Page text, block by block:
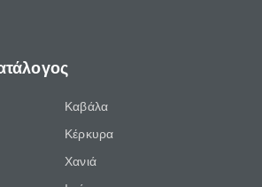
Καβάλα
Κέρκυρα
Χανιά